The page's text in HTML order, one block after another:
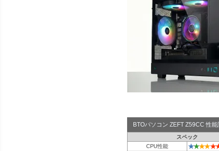
BTOパソコン ZEFT Z59CC 性
スペック
CPU性能
★★★★★